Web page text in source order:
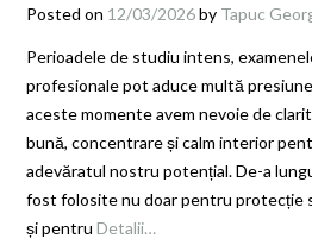
Posted on 12/03/2026by Tapuc
Perioadele de studiu intens,
profesionale pot aduce multă
aceste momente avem nevoie de
bună, concentrare și calm interior
adevăratul nostru potențial. De-a
fost folosite nu doar pentru protecție
și pentru Detalii…